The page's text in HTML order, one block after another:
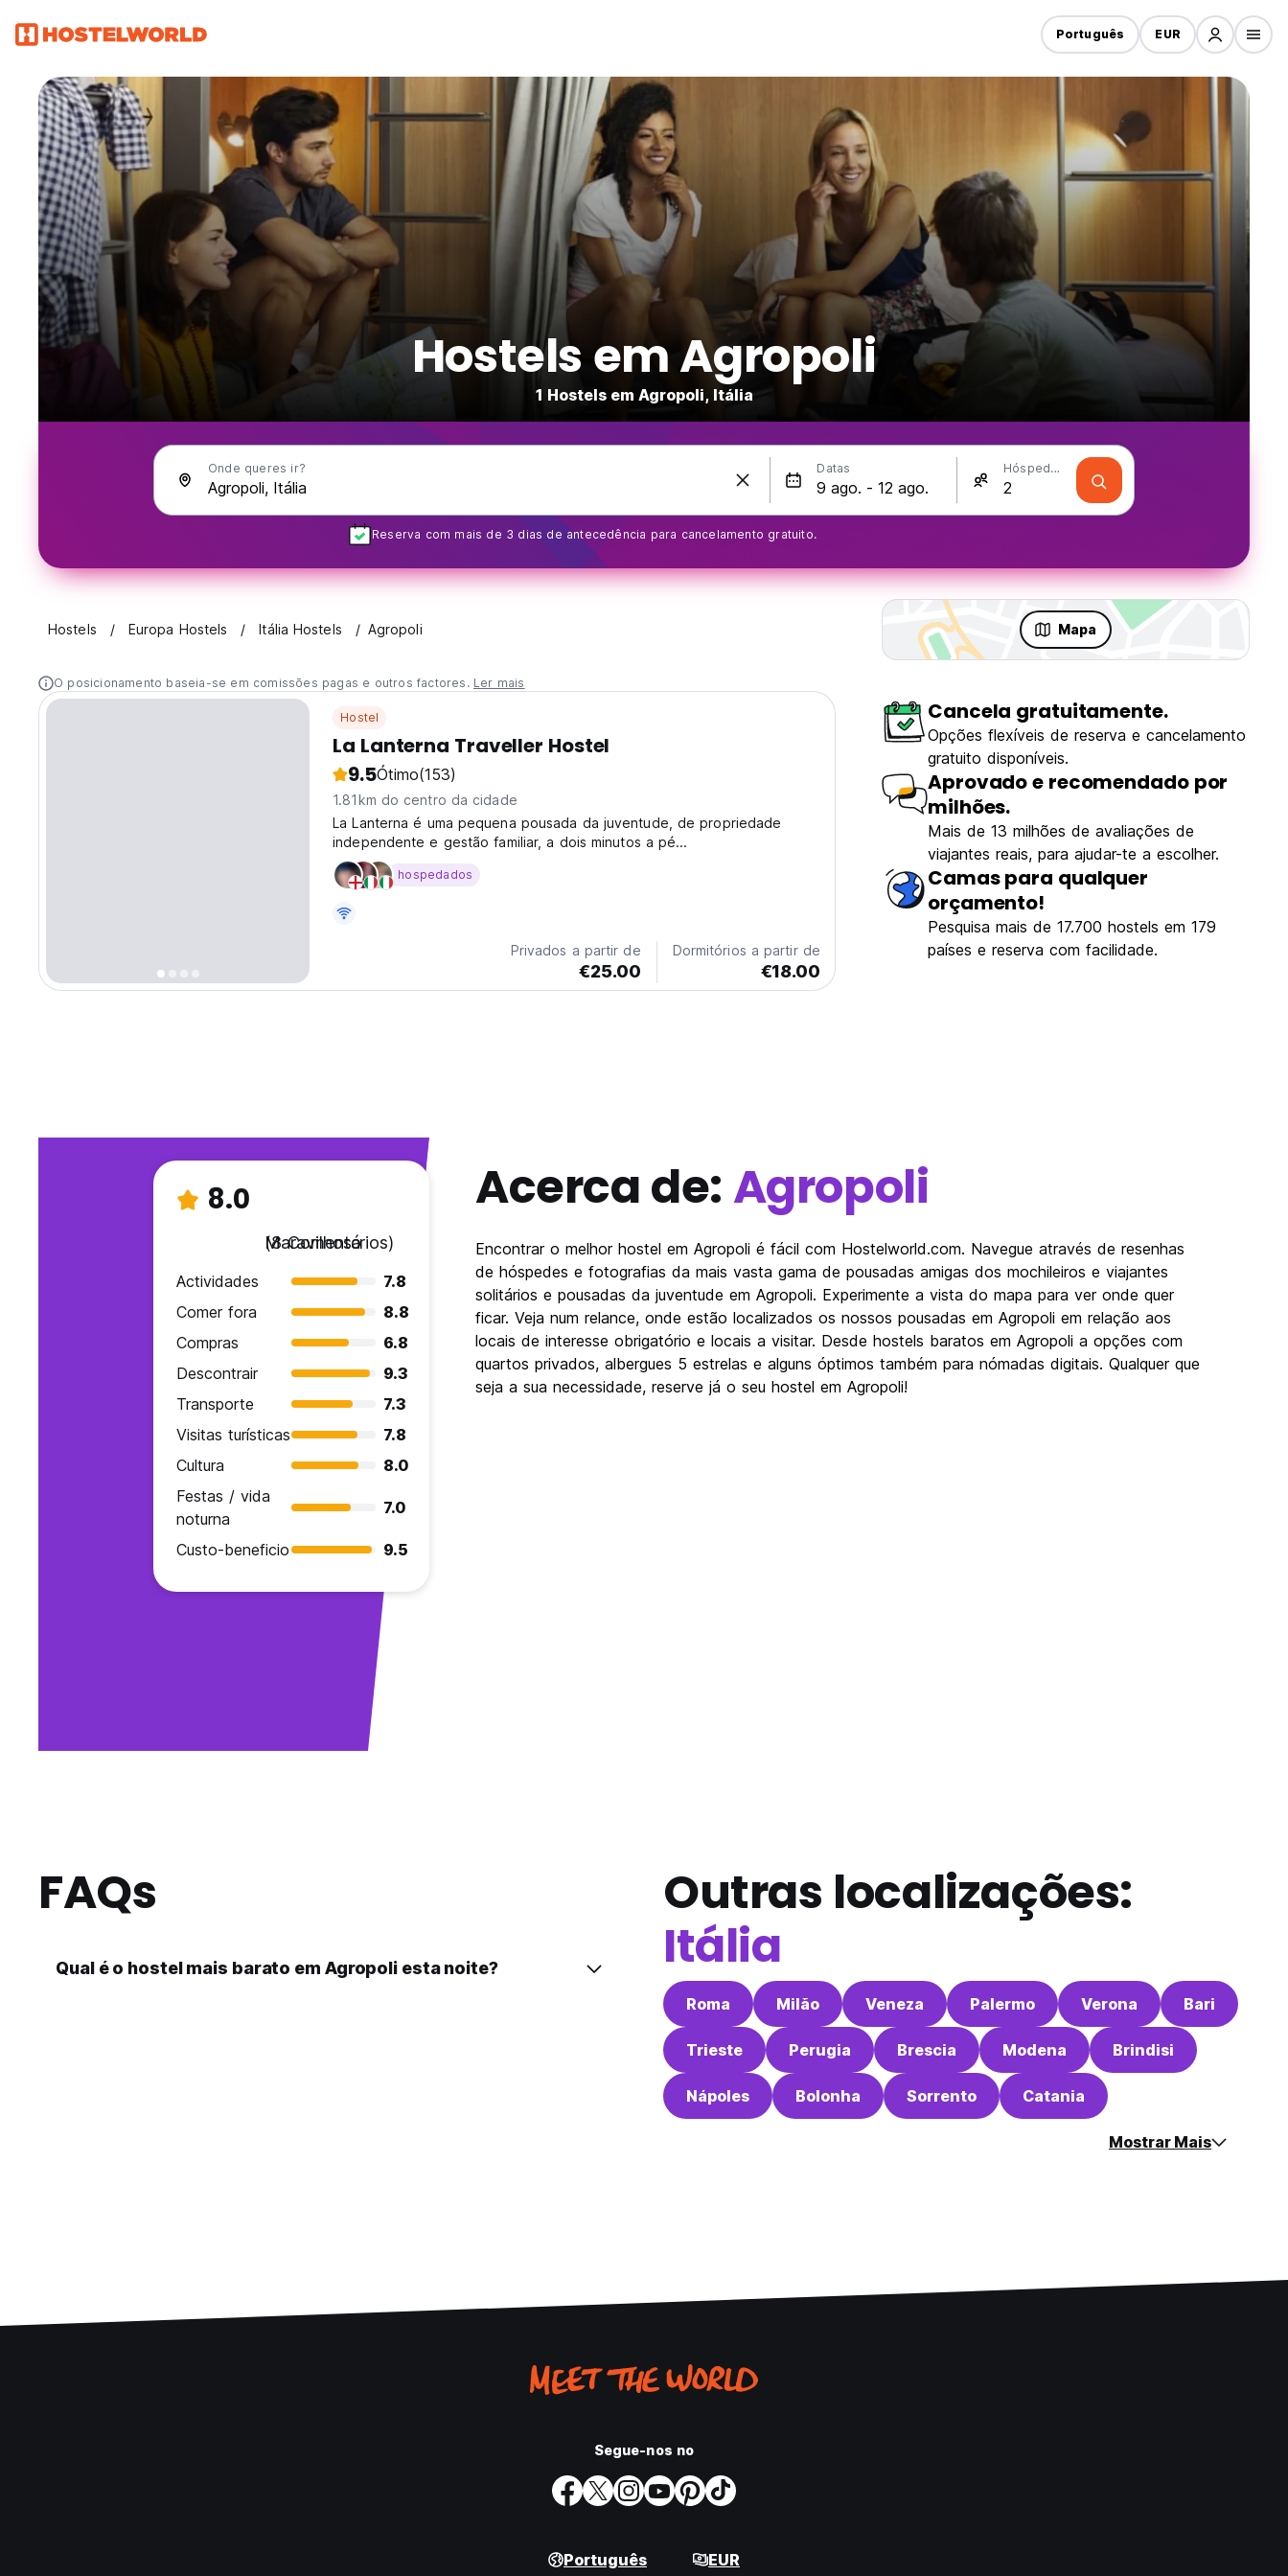
Português EUR
Hostels em Agropoli
1 Hostels em Agropoli, Itália
Onde queres ir? Datas Hóspedes
Reserva com mais de 3 dias de antecedência para cancelamento gratuito.
Hostels Europa Hostels Itália Hostels Agropoli Mapa
O posicionamento baseia-se em comissões pagas e outros factores. Ler mais
Hostel
La Lanterna Traveller Hostel
9.5Ótimo(153)
1.81km do centro da cidade
La Lanterna é uma pequena pousada da juventude, de propriedade
independente e gestão familiar, a dois minutos a pé...
hospedados
Privados a partir de
€25.00
Dormitórios a partir de
€18.00
Cancela gratuitamente.
Opções flexíveis de reserva e cancelamento
gratuito disponíveis.
Aprovado e recomendado por
milhões.
Mais de 13 milhões de avaliações de
viajantes reais, para ajudar-te a escolher.
Camas para qualquer
orçamento!
Pesquisa mais de 17.700 hostels em 179
países e reserva com facilidade.
8.0
Maravilhoso
(8 Comentários)
Actividades
7.8
Comer fora
8.8
Compras
6.8
Descontrair
9.3
Transporte
7.3
Visitas turísticas
7.8
Cultura
8.0
Festas / vida
noturna
7.0
Custo-beneficio 9.5
Acerca de: Agropoli
Encontrar o melhor hostel em Agropoli é fácil com Hostelworld.com. Navegue através de resenhas
de hóspedes e fotografias da mais vasta gama de pousadas amigas dos mochileiros e viajantes
solitários e pousadas da juventude em Agropoli. Experimente a vista do mapa para ver onde quer
ficar. Veja num relance, onde estão localizados os nossos pousadas em Agropoli em relação aos
locais de interesse obrigatório e locais a visitar. Desde hostels baratos em Agropoli a opções com
quartos privados, albergues 5 estrelas e alguns óptimos também para nómadas digitais. Qualquer que
seja a sua necessidade, reserve já o seu hostel em Agropoli!
FAQs
Qual é o hostel mais barato em Agropoli esta noite?
Outras localizações:
Itália
Roma Milão Veneza Palermo Verona Bari
Trieste Perugia Brescia Modena Brindisi
Nápoles Bolonha Sorrento Catania
Mostrar Mais
Segue-nos no
Português EUR